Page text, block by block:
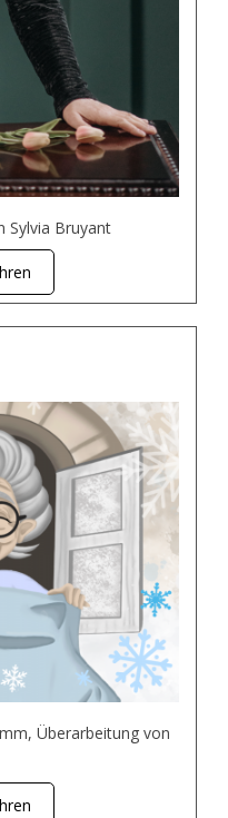
Sylvia Bruyant
Überarbeitung von